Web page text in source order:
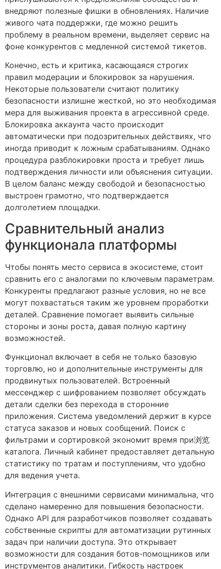
внедряют полезные фишки в обновлениях. Наличие
живого чата поддержки, где можно решить
проблему в реальном времени, выделяет сервис на
фоне конкурентов с медленной системой тикетов.
Конечно, есть и критика, касающаяся строгих
правил модерации и блокировок за нарушения.
Некоторые пользователи считают политику
безопасности излишне жесткой, но это необходимая
мера для выживания проекта в агрессивной среде.
Блокировка аккаунта часто происходит
автоматически при подозрительных действиях, что
иногда приводит к ложным срабатываниям. Однако
процедура разблокировки проста и требует лишь
подтверждения личности или объяснения ситуации.
В целом баланс между свободой и безопасностью
выстроен грамотно, что подтверждается
долголетием площадки.
Сравнительный анализ
функционала платформы
Чтобы понять место сервиса в экосистеме, стоит
сравнить его с аналогами по ключевым параметрам.
Конкуренты предлагают разные условия, но не все
могут похвастаться таким же уровнем проработки
деталей. Сравнение помогает выявить сильные
стороны и зоны роста, давая полную картину
возможностей.
Функционал включает в себя не только базовую
торговлю, но и дополнительные инструменты для
продвинутых пользователей. Встроенный
мессенджер с шифрованием позволяет обсуждать
детали сделки без перехода в сторонние
приложения. Система уведомлений держит в курсе
статуса заказов и новых сообщений. Поиск с
фильтрами и сортировкой экономит время при浏览
каталога. Личный кабинет предоставляет детальную
статистику по тратам и поступлениям, что удобно
для ведения учета.
Интеграция с внешними сервисами минимальна, что
сделано намеренно для повышения безопасности.
Однако API для разработчиков позволяет создавать
собственные скрипты для автоматизации рутинных
задач при наличии доступа. Это открывает
возможности для создания ботов-помощников или
инструментов аналитики. Гибкость настроек